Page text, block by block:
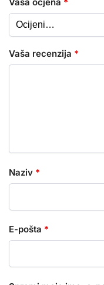
Vaša recenzija *
Naziv *
E-pošta *